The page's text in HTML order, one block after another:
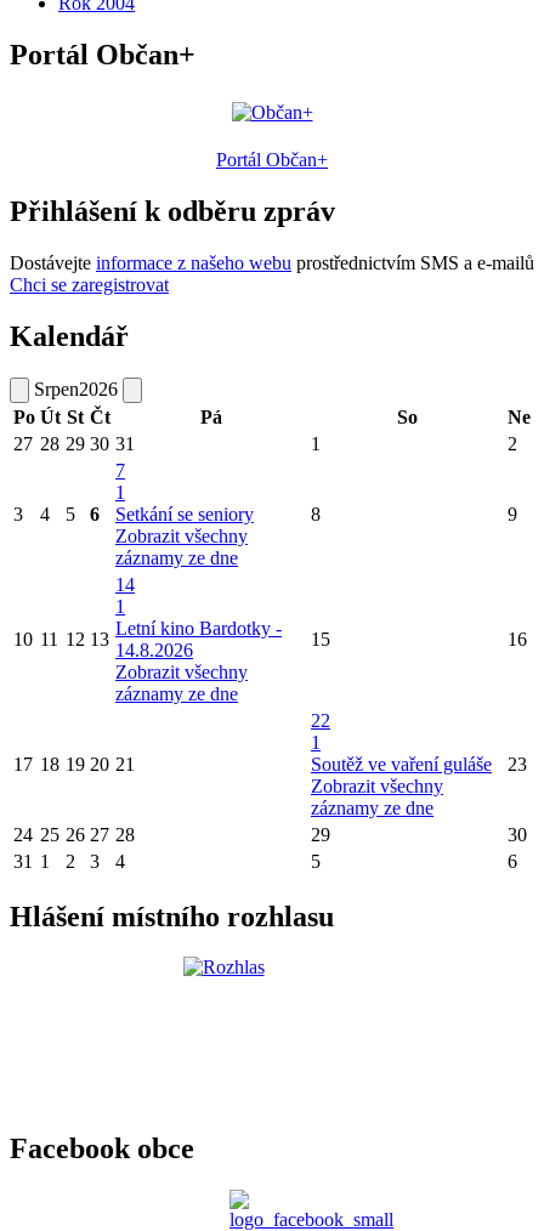
Portál Občan+
Portál Občan+
Přihlášení k odběru zpráv
Dostávejte informace z našeho webu prostřednictvím SMS a e-mailů
Chci se zaregistrovat
Kalendář
Srpen2026
Po Út St Čt Pá So
Ne
27 28 29 30 31 1 2
3 4 5 6
7
1
Setkání se seniory
Zobrazit všechny
záznamy ze dne
8 9
10 11 12 13
14
1
Letní kino Bardotky -
14.8.2026
Zobrazit všechny
záznamy ze dne
15 16
17 18 19 20 21
22
1
Soutěž ve vaření guláše
Zobrazit všechny
záznamy ze dne
23
24 25 26 27 28 29
30
31 1 2 3 4 5 6
Hlášení místního rozhlasu
Facebook obce